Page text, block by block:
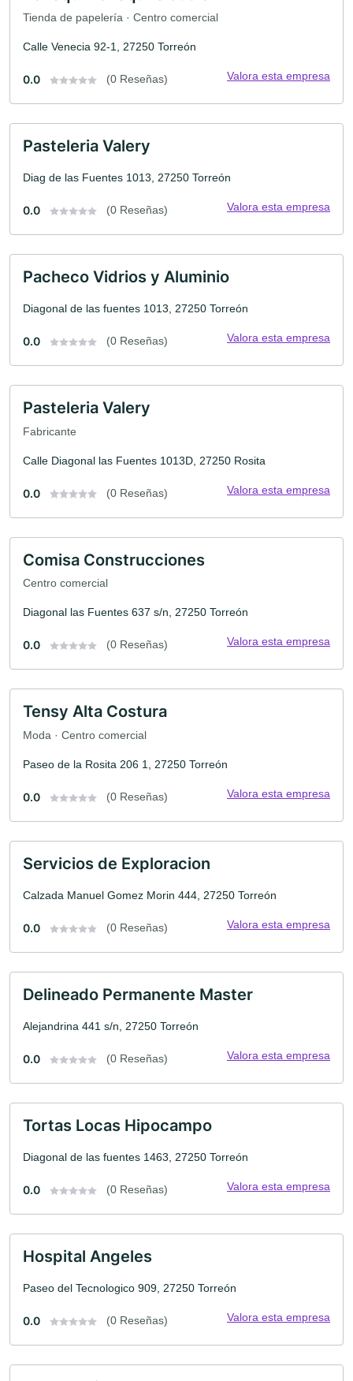
Tienda de papelería · Centro comercial
Calle Venecia 92-1, 27250 Torreón
0.0 (0 Reseñas) Valora esta empresa
Pasteleria Valery
Diag de las Fuentes 1013, 27250 Torreón
0.0 (0 Reseñas) Valora esta empresa
Pacheco Vidrios y Aluminio
Diagonal de las fuentes 1013, 27250 Torreón
0.0 (0 Reseñas) Valora esta empresa
Pasteleria Valery
Fabricante
Calle Diagonal las Fuentes 1013D, 27250 Rosita
0.0 (0 Reseñas) Valora esta empresa
Comisa Construcciones
Centro comercial
Diagonal las Fuentes 637 s/n, 27250 Torreón
0.0 (0 Reseñas) Valora esta empresa
Tensy Alta Costura
Moda · Centro comercial
Paseo de la Rosita 206 1, 27250 Torreón
0.0 (0 Reseñas) Valora esta empresa
Servicios de Exploracion
Calzada Manuel Gomez Morin 444, 27250 Torreón
0.0 (0 Reseñas) Valora esta empresa
Delineado Permanente Master
Alejandrina 441 s/n, 27250 Torreón
0.0 (0 Reseñas) Valora esta empresa
Tortas Locas Hipocampo
Diagonal de las fuentes 1463, 27250 Torreón
0.0 (0 Reseñas) Valora esta empresa
Hospital Angeles
Paseo del Tecnologico 909, 27250 Torreón
0.0 (0 Reseñas) Valora esta empresa